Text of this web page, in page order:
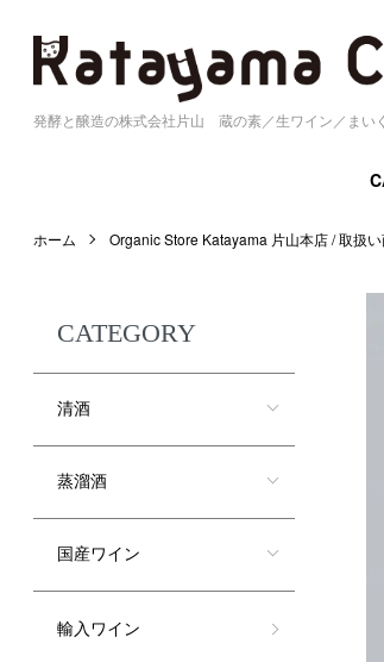
発酵と醸造の株式会社片山 蔵の素／生ワイン／まい
ホーム Organic Store Katayama 片山本店 / 取扱
CATEGORY
清酒
蒸溜酒
国産ワイン
輸入ワイン